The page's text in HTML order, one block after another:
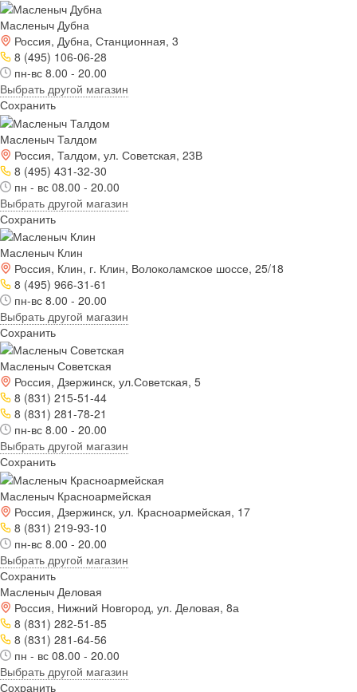
Масленыч Дубна
Россия, Дубна, Станционная, 3
8 (495) 106-06-28
пн-вс 8.00 - 20.00
Выбрать другой магазин
Сохранить
Масленыч Талдом
Россия, Талдом, ул. Советская, 23В
8 (495) 431-32-30
пн - вс 08.00 - 20.00
Выбрать другой магазин
Сохранить
Масленыч Клин
Россия, Клин, г. Клин, Волоколамское шоссе, 25/18
8 (495) 966-31-61
пн-вс 8.00 - 20.00
Выбрать другой магазин
Сохранить
Масленыч Советская
Россия, Дзержинск, ул.Советская, 5
8 (831) 215-51-44
8 (831) 281-78-21
пн-вс 8.00 - 20.00
Выбрать другой магазин
Сохранить
Масленыч Красноармейская
Россия, Дзержинск, ул. Красноармейская, 17
8 (831) 219-93-10
пн-вс 8.00 - 20.00
Выбрать другой магазин
Сохранить
Масленыч Деловая
Россия, Нижний Новгород, ул. Деловая, 8а
8 (831) 282-51-85
8 (831) 281-64-56
пн - вс 08.00 - 20.00
Выбрать другой магазин
Сохранить